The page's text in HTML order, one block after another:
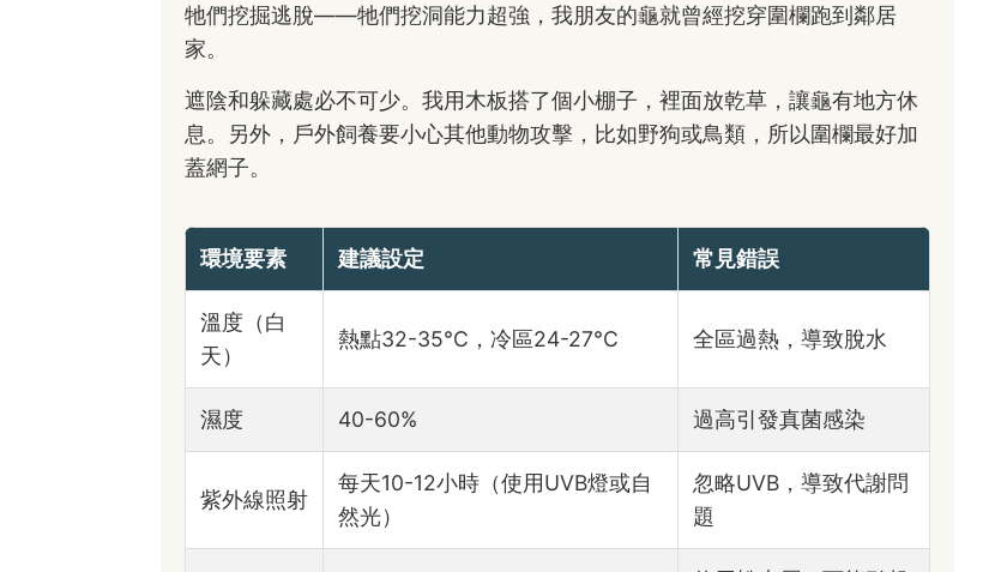
牠們挖掘逃脫——牠們挖洞能力超強，我朋友的龜就曾經挖穿圍欄跑到鄰居
家。
遮陰和躲藏處必不可少。我用木板搭了個小棚子，裡面放乾草，讓龜有地方休
息。另外，戶外飼養要小心其他動物攻擊，比如野狗或鳥類，所以圍欄最好加
蓋網子。
環境要素 建議設定 常見錯誤
溫度（白
天）
熱點32-35°C，冷區24-27°C 全區過熱，導致脫水
濕度 40-60% 過高引發真菌感染
紫外線照射
每天10-12小時（使用UVB燈或自
然光）
忽略UVB，導致代謝問
題